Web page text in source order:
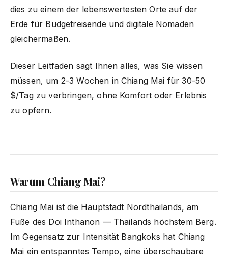
dies zu einem der lebenswertesten Orte auf der
Erde für Budgetreisende und digitale Nomaden
gleichermaßen.
Dieser Leitfaden sagt Ihnen alles, was Sie wissen
müssen, um 2-3 Wochen in Chiang Mai für 30-50
$/Tag zu verbringen, ohne Komfort oder Erlebnis
zu opfern.
Warum Chiang Mai?
Chiang Mai ist die Hauptstadt Nordthailands, am
Fuße des Doi Inthanon — Thailands höchstem Berg.
Im Gegensatz zur Intensität Bangkoks hat Chiang
Mai ein entspanntes Tempo, eine überschaubare